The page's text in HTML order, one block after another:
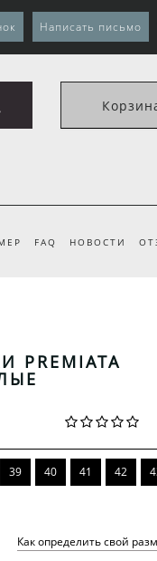
Написать письмо
FAQ НОВОСТИ
PREMIATA
39 40 41 42
Как определить свой